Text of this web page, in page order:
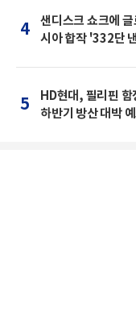
4
샌디스크 쇼크에
시아 합작 '332단
5
HD현대, 필리핀
하반기 방산 대박